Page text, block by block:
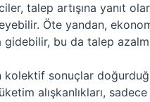
talep artışına yanıt
Öte yandan,
gidebilir, bu da talep
kolektif sonuçlar
alışkanlıkları,